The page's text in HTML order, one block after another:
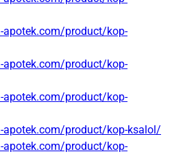
product/kop-
product/kop-
product/kop-
apotek.com/product/kop-ksalol/
product/kop-